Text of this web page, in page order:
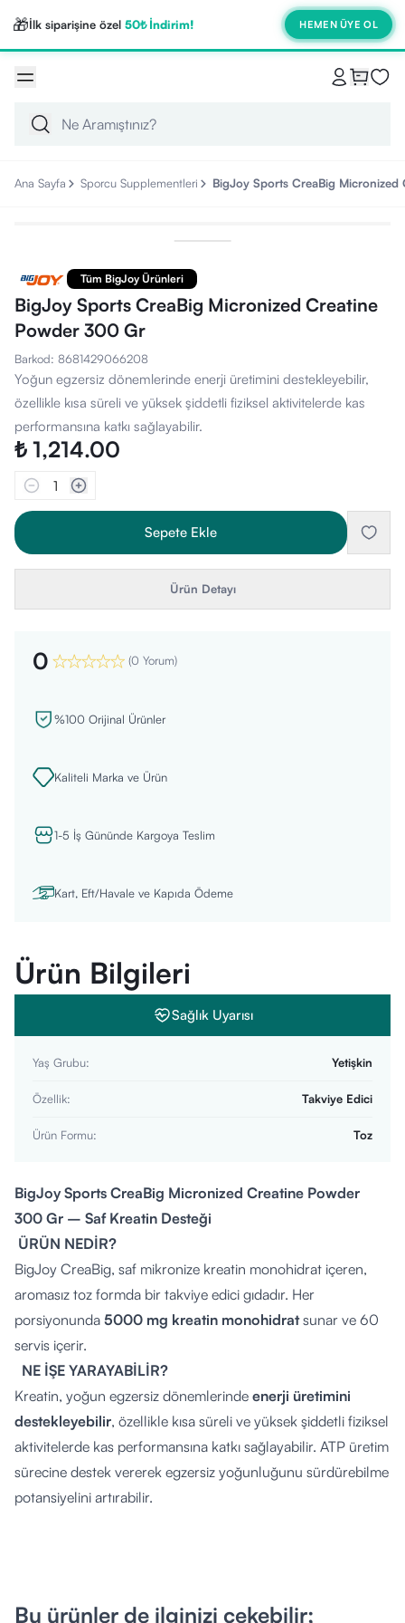
🎁İlk siparişine özel 50₺ İndirim! HEMEN ÜYE OL
Ana Sayfa Sporcu Supplementleri BigJoy Sports CreaBig
Tüm BigJoy Ürünleri
BigJoy Sports CreaBig Micronized Creatine
Powder 300 Gr
Barkod: 8681429066208
Yoğun egzersiz dönemlerinde enerji üretimini destekleyebilir,
özellikle kısa süreli ve yüksek şiddetli fiziksel aktivitelerde kas
performansına katkı sağlayabilir.
₺ 1,214.00
1
Sepete Ekle
Ürün Detayı
0 (0 Yorum)
%100 Orijinal Ürünler
Kaliteli Marka ve Ürün
1-5 İş Gününde Kargoya Teslim
Kart, Eft/Havale ve Kapıda Ödeme
Ürün Bilgileri
Sağlık Uyarısı
Yaş Grubu: Yetişkin
Özellik: Takviye Edici
Ürün Formu: Toz
BigJoy Sports CreaBig Micronized Creatine Powder
300 Gr – Saf Kreatin Desteği
ÜRÜN NEDİR?
BigJoy CreaBig, saf mikronize kreatin monohidrat içeren,
aromasız toz formda bir takviye edici gıdadır. Her
porsiyonunda 5000 mg kreatin monohidratsunar ve 60
servis içerir.
NE İŞE YARAYABİLİR?
Kreatin, yoğun egzersiz dönemlerinde enerji üretimini
destekleyebilir, özellikle kısa süreli ve yüksek şiddetli fiziksel
aktivitelerde kas performansına katkı sağlayabilir. ATP üretim
sürecine destek vererek egzersiz yoğunluğunu sürdürebilme
potansiyelini artırabilir.
Bu ürünler de ilginizi çekebilir;